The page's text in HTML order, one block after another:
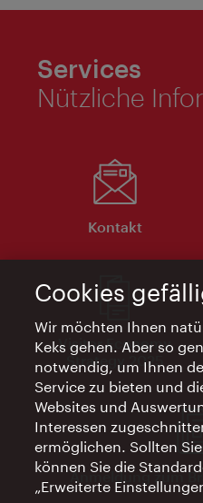
Services
Nützliche
Kontakt
Visitor Economy
Strategy 2025
Anmeldung zum
Cookies
Wir möchten Ihnen
Keks gehen. Aber so
notwendig, um Ihnen
Service zu bieten und
Websites und
Interessen
ermöglichen. Sollten
können Sie die
„Erweiterte